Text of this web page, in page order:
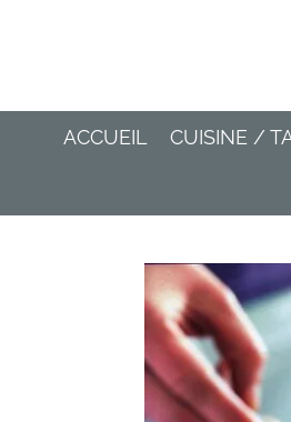
ACCUEIL CUISINE /